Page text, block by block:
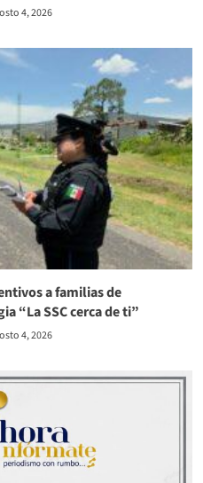
4, 2026
a familias de
“La SSC cerca de ti”
4, 2026